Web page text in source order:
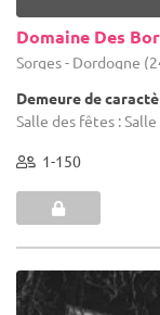
Domaine Des
Sorges - Dordogne
Demeure de
Salle des fêtes :
1-150